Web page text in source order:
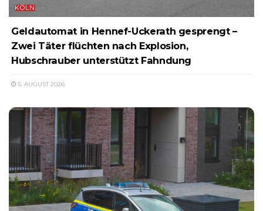
KÖLN
Geldautomat in Hennef-Uckerath gesprengt –
Zwei Täter flüchten nach Explosion,
Hubschrauber unterstützt Fahndung
5. AUGUST 2026